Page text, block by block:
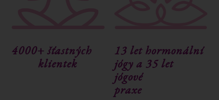
4000+ šťastných
klientek
13 let hormonální
jógy a 35 let
jógové
praxe